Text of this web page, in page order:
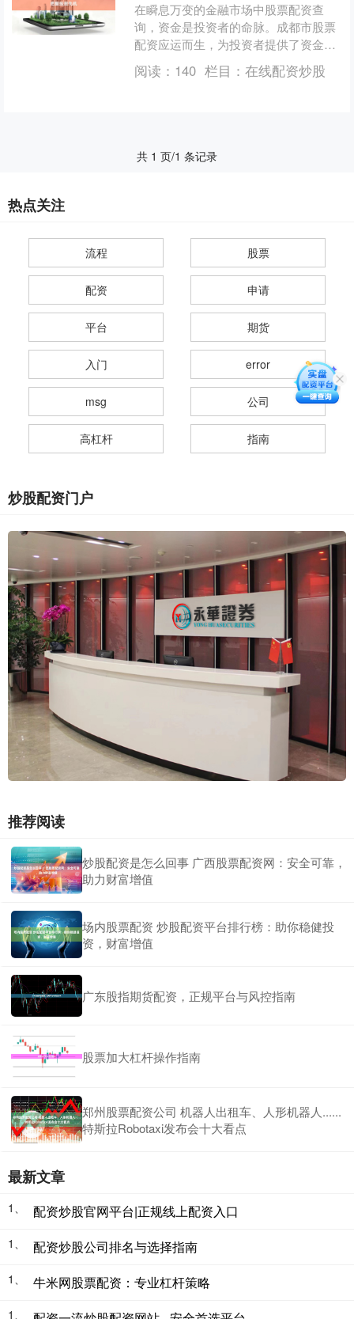
在瞬息万变的金融市场中股票配资查
询，资金是投资者的命脉。成都市股票
配资应运而生，为投资者提供了资金倍
增的利器，助其把握投资先机。 * **安
全可靠：**我们拥有....
阅读： 140 栏目： 在线配资炒股
共 1 页/1 条记录
热点关注
流程 股票
配资 申请
平台 期货
入门 error
msg 公司
高杠杆 指南
炒股配资门户
推荐阅读
炒股配资是怎么回事 广西股票配资网：安全可靠，
助力财富增值
场内股票配资 炒股配资平台排行榜：助你稳健投
资，财富增值
广东股指期货配资，正规平台与风控指南
股票加大杠杆操作指南
郑州股票配资公司 机器人出租车、人形机器人......
特斯拉Robotaxi发布会十大看点
最新文章
1、 配资炒股官网平台|正规线上配资入口
1、 配资炒股公司排名与选择指南
1、 牛米网股票配资：专业杠杆策略
1、